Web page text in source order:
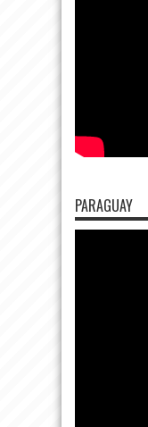
PARAGUAY